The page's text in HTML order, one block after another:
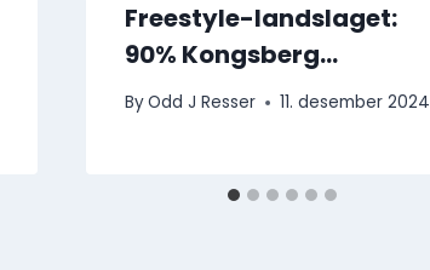
Freestyle-landslaget:
90% Kongsberg…
ByOdd J Resser 11. desember 2024